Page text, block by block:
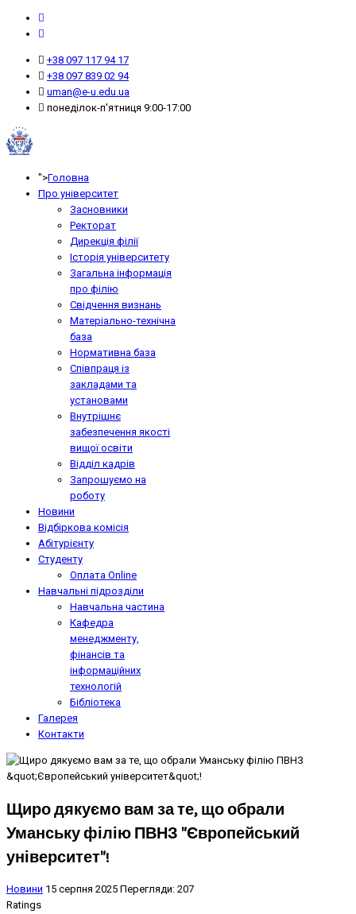
+38 097 117 94 17
+38 097 839 02 94
uman@e-u.edu.ua
понеділок-п'ятниця 9:00-17:00
">Головна
Про університет
Засновники
Ректорат
Дирекція філії
Історія університету
Загальна інформація
про філію
Свідчення визнань
Матеріально-технічна
база
Нормативна база
Співпраця із
закладами та
установами
Внутрішнє
забезпечення якості
вищої освіти
Відділ кадрів
Запрошуємо на
роботу
Новини
Відбіркова комісія
Абітурієнту
Студенту
Оплата Online
Навчальні підрозділи
Навчальна частина
Кафедра
менеджменту,
фінансів та
інформаційних
технологій
Бібліотека
Галерея
Контакти
Щиро дякуємо вам за те, що обрали
Уманську філію ПВНЗ "Європейський
університет"!
Новини 15 серпня 2025 Перегляди: 207
Ratings